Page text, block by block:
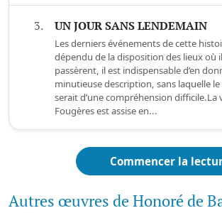
3. UN JOUR SANS LENDEMAIN
Les derniers événements de cette
dépendu de la disposition des lieux où
passèrent, il est indispensable d’en
minutieuse description, sans laquelle
serait d’une compréhension difficile.La
Fougères est assise en...
Commencer la
Autres œuvres de Honoré de